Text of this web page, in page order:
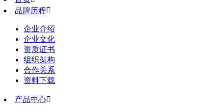
品牌历程
企业介绍
企业文化
资质证书
组织架构
合作关系
资料下载
产品中心